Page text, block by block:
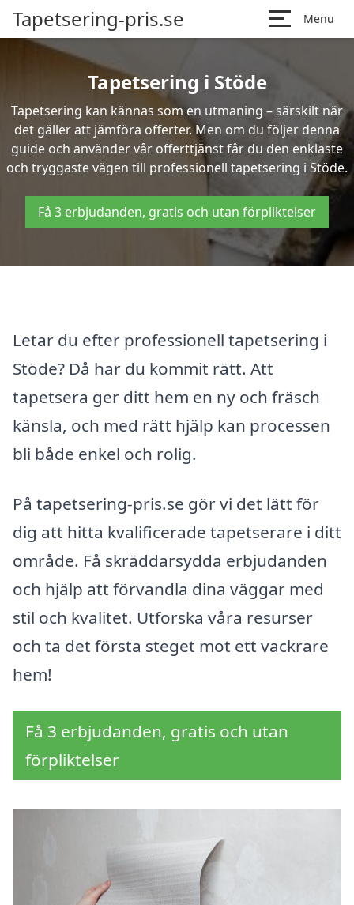
Tapetsering-pris.se Menu
Tapetsering i Stöde
Tapetsering kan kännas som en utmaning – särskilt när
det gäller att jämföra offerter. Men om du följer denna
guide och använder vår offerttjänst får du den enklaste
och tryggaste vägen till professionell tapetsering i Stöde.
Få 3 erbjudanden, gratis och utan förpliktelser
Letar du efter professionell tapetsering i
Stöde? Då har du kommit rätt. Att
tapetsera ger ditt hem en ny och fräsch
känsla, och med rätt hjälp kan processen
bli både enkel och rolig.
På tapetsering-pris.se gör vi det lätt för
dig att hitta kvalificerade tapetserare i ditt
område. Få skräddarsydda erbjudanden
och hjälp att förvandla dina väggar med
stil och kvalitet. Utforska våra resurser
och ta det första steget mot ett vackrare
hem!
Få 3 erbjudanden, gratis och utan
förpliktelser